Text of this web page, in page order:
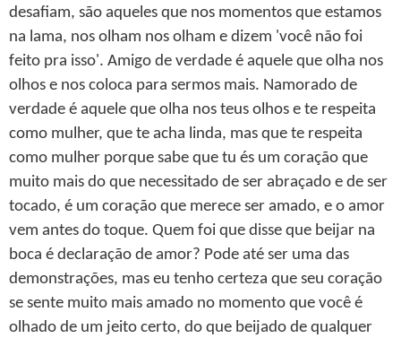
desafiam, são aqueles que nos momentos que estamos
na lama, nos olham nos olham e dizem 'você não foi
feito pra isso'. Amigo de verdade é aquele que olha nos
olhos e nos coloca para sermos mais. Namorado de
verdade é aquele que olha nos teus olhos e te respeita
como mulher, que te acha linda, mas que te respeita
como mulher porque sabe que tu és um coração que
muito mais do que necessitado de ser abraçado e de ser
tocado, é um coração que merece ser amado, e o amor
vem antes do toque. Quem foi que disse que beijar na
boca é declaração de amor? Pode até ser uma das
demonstrações, mas eu tenho certeza que seu coração
se sente muito mais amado no momento que você é
olhado de um jeito certo, do que beijado de qualquer